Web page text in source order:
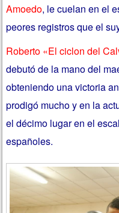
Amoedo, le cuelan en el
peores registros que el
Roberto «El ciclon del
debutó de la mano del
obteniendo una victoria
prodigó mucho y en la
el décimo lugar en el
españoles.